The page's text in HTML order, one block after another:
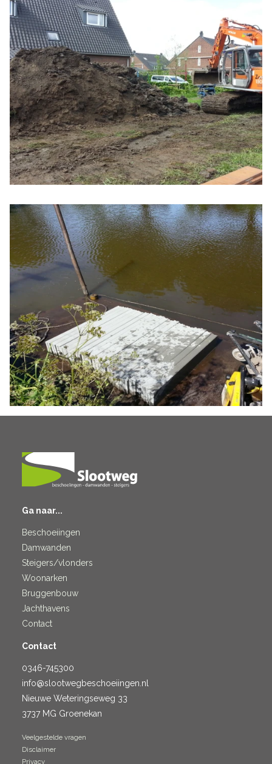
Ga naar...
Beschoeiingen
Damwanden
Steigers/vlonders
Woonarken
Bruggenbouw
Jachthavens
Contact
Contact
0346-745300
info@slootwegbeschoeiingen.nl
Nieuwe Weteringseweg 33
3737 MG Groenekan
Veelgestelde vragen
Disclaimer
Privacy